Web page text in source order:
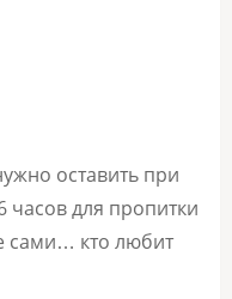
оставить при
часов для пропитки
сами… кто любит